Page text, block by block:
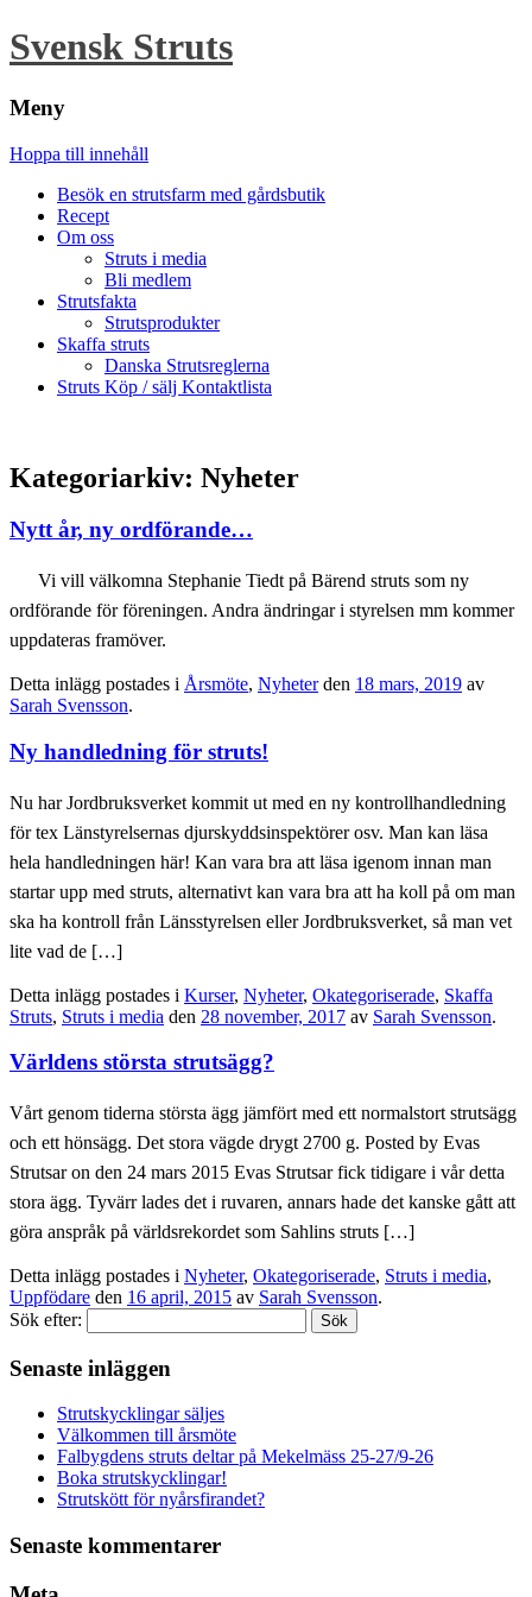
Svensk Struts
Meny
Hoppa till innehåll
Besök en strutsfarm med gårdsbutik
Recept
Om oss
Struts i media
Bli medlem
Strutsfakta
Strutsprodukter
Skaffa struts
Danska Strutsreglerna
Struts Köp / sälj Kontaktlista
Kategoriarkiv: Nyheter
Nytt år, ny ordförande…
Vi vill välkomna Stephanie Tiedt på Bärend struts som ny
ordförande för föreningen. Andra ändringar i styrelsen mm kommer
uppdateras framöver.
Detta inlägg postades i Årsmöte, Nyheterden 18 mars, 2019 av
Sarah Svensson.
Ny handledning för struts!
Nu har Jordbruksverket kommit ut med en ny kontrollhandledning
för tex Länstyrelsernas djurskyddsinspektörer osv. Man kan läsa
hela handledningen här! Kan vara bra att läsa igenom innan man
startar upp med struts, alternativt kan vara bra att ha koll på om man
ska ha kontroll från Länsstyrelsen eller Jordbruksverket, så man vet
lite vad de […]
Detta inlägg postades i Kurser, Nyheter, Okategoriserade, Skaffa
Struts, Struts i media den 28 november, 2017 av Sarah Svensson.
Världens största strutsägg?
Vårt genom tiderna största ägg jämfört med ett normalstort strutsägg
och ett hönsägg. Det stora vägde drygt 2700 g. Posted by Evas
Strutsar on den 24 mars 2015 Evas Strutsar fick tidigare i vår detta
stora ägg. Tyvärr lades det i ruvaren, annars hade det kanske gått att
göra anspråk på världsrekordet som Sahlins struts […]
Detta inlägg postades i Nyheter, Okategoriserade, Struts i media,
Uppfödare den 16 april, 2015 av Sarah Svensson.
Sök efter:
Senaste inläggen
Strutskycklingar säljes
Välkommen till årsmöte
Falbygdens struts deltar på Mekelmäss 25-27/9-26
Boka strutskycklingar!
Strutskött för nyårsfirandet?
Senaste kommentarer